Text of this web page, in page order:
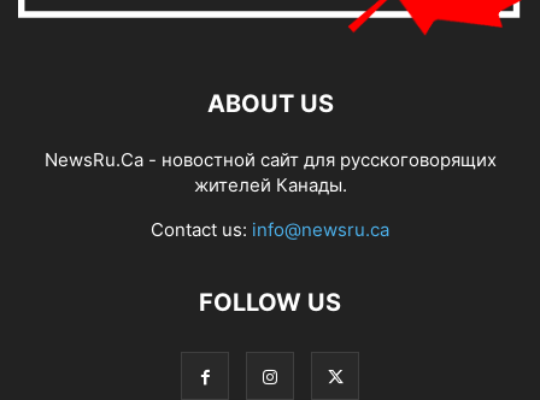
ABOUT US
NewsRu.Ca - новостной сайт для русскоговорящих
жителей Канады.
Contact us: info@newsru.ca
FOLLOW US